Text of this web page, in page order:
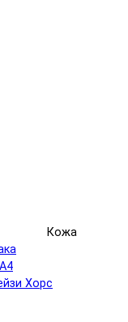
Кожа
Хорс